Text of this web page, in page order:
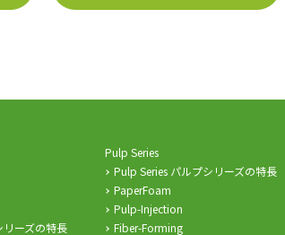
ーズの特長
Pulp Series
Pulp Series パルプシリーズの特長
PaperFoam
Pulp-Injection
Fiber-Forming